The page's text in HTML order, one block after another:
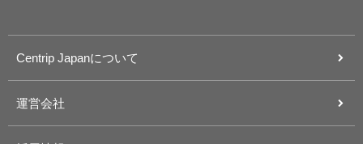
Centrip Japanについて
運営会社